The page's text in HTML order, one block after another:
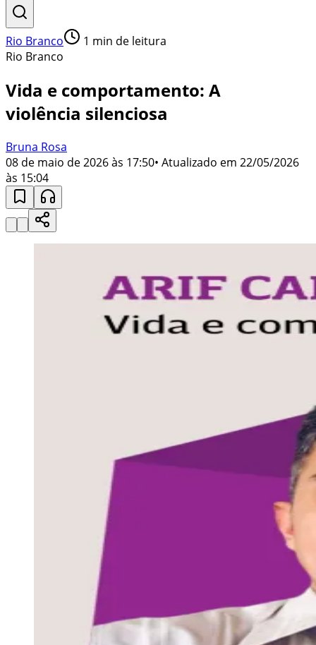
Rio Branco 1 min de leitura
Rio Branco
Vida e comportamento: A
violência silenciosa
Bruna Rosa
08 de maio de 2026 às 17:50• Atualizado em 22/05/2026
às 15:04